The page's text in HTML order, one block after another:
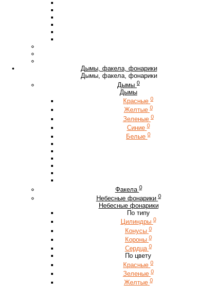
Дымы, факела, фонарики
Дымы, факела, фонарики
Дымы 0
Дымы
Красные 0
Желтые 0
Зеленые 0
Синие 0
Белые 0
Факела 0
Небесные фонарики 0
Небесные фонарики
По типу
Цилиндры 0
Конусы 0
Короны 0
Сердца 0
По цвету
Красные 0
Зеленые 0
Желтые 0